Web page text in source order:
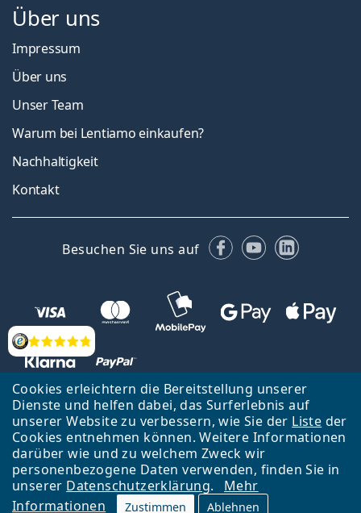
Cookies erleichtern die Bereitstellung unserer
Dienste und helfen dabei, das Surferlebnis auf
unserer Website zu verbessern, wie Sie der Liste der
Cookies entnehmen können. Weitere Informationen
darüber wie und zu welchem Zweck wir
personenbezogene Daten verwenden, finden Sie in
unserer Datenschutzerklärung.
Mehr
Informationen
Zustimmen Ablehnen
Bewertung
Über uns
Impressum
Über uns
Unser Team
Warum bei Lentiamo einkaufen?
Nachhaltigkeit
Kontakt
Besuchen Sie uns auf Facebook
YouTubeLinkedIn
Zurück zur Hauptseite
Nach oben
Lentiamo s.r.o., Tschechien ist Eigentümer und Betreiber des Online-
Shops Lentiamo.de
Seit 18 Jahren sind wir für Sie da.